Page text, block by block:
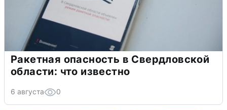
Ракетная опасность в Свердловской
области: что известно
6 августа 0